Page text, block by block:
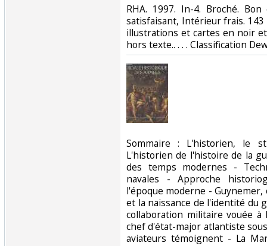
‎RHA. 1997. In-4. Broché.
satisfaisant, Intérieur frais.
illustrations et cartes en noir
hors texte.. . . . Classification
‎Sommaire : L'historien, le
L'historien de l'histoire de la
des temps modernes -
navales - Approche
l'époque moderne -
et la naissance de l'identité du
collaboration militaire vouée à
chef d'état-major atlantiste
aviateurs témoignent - La